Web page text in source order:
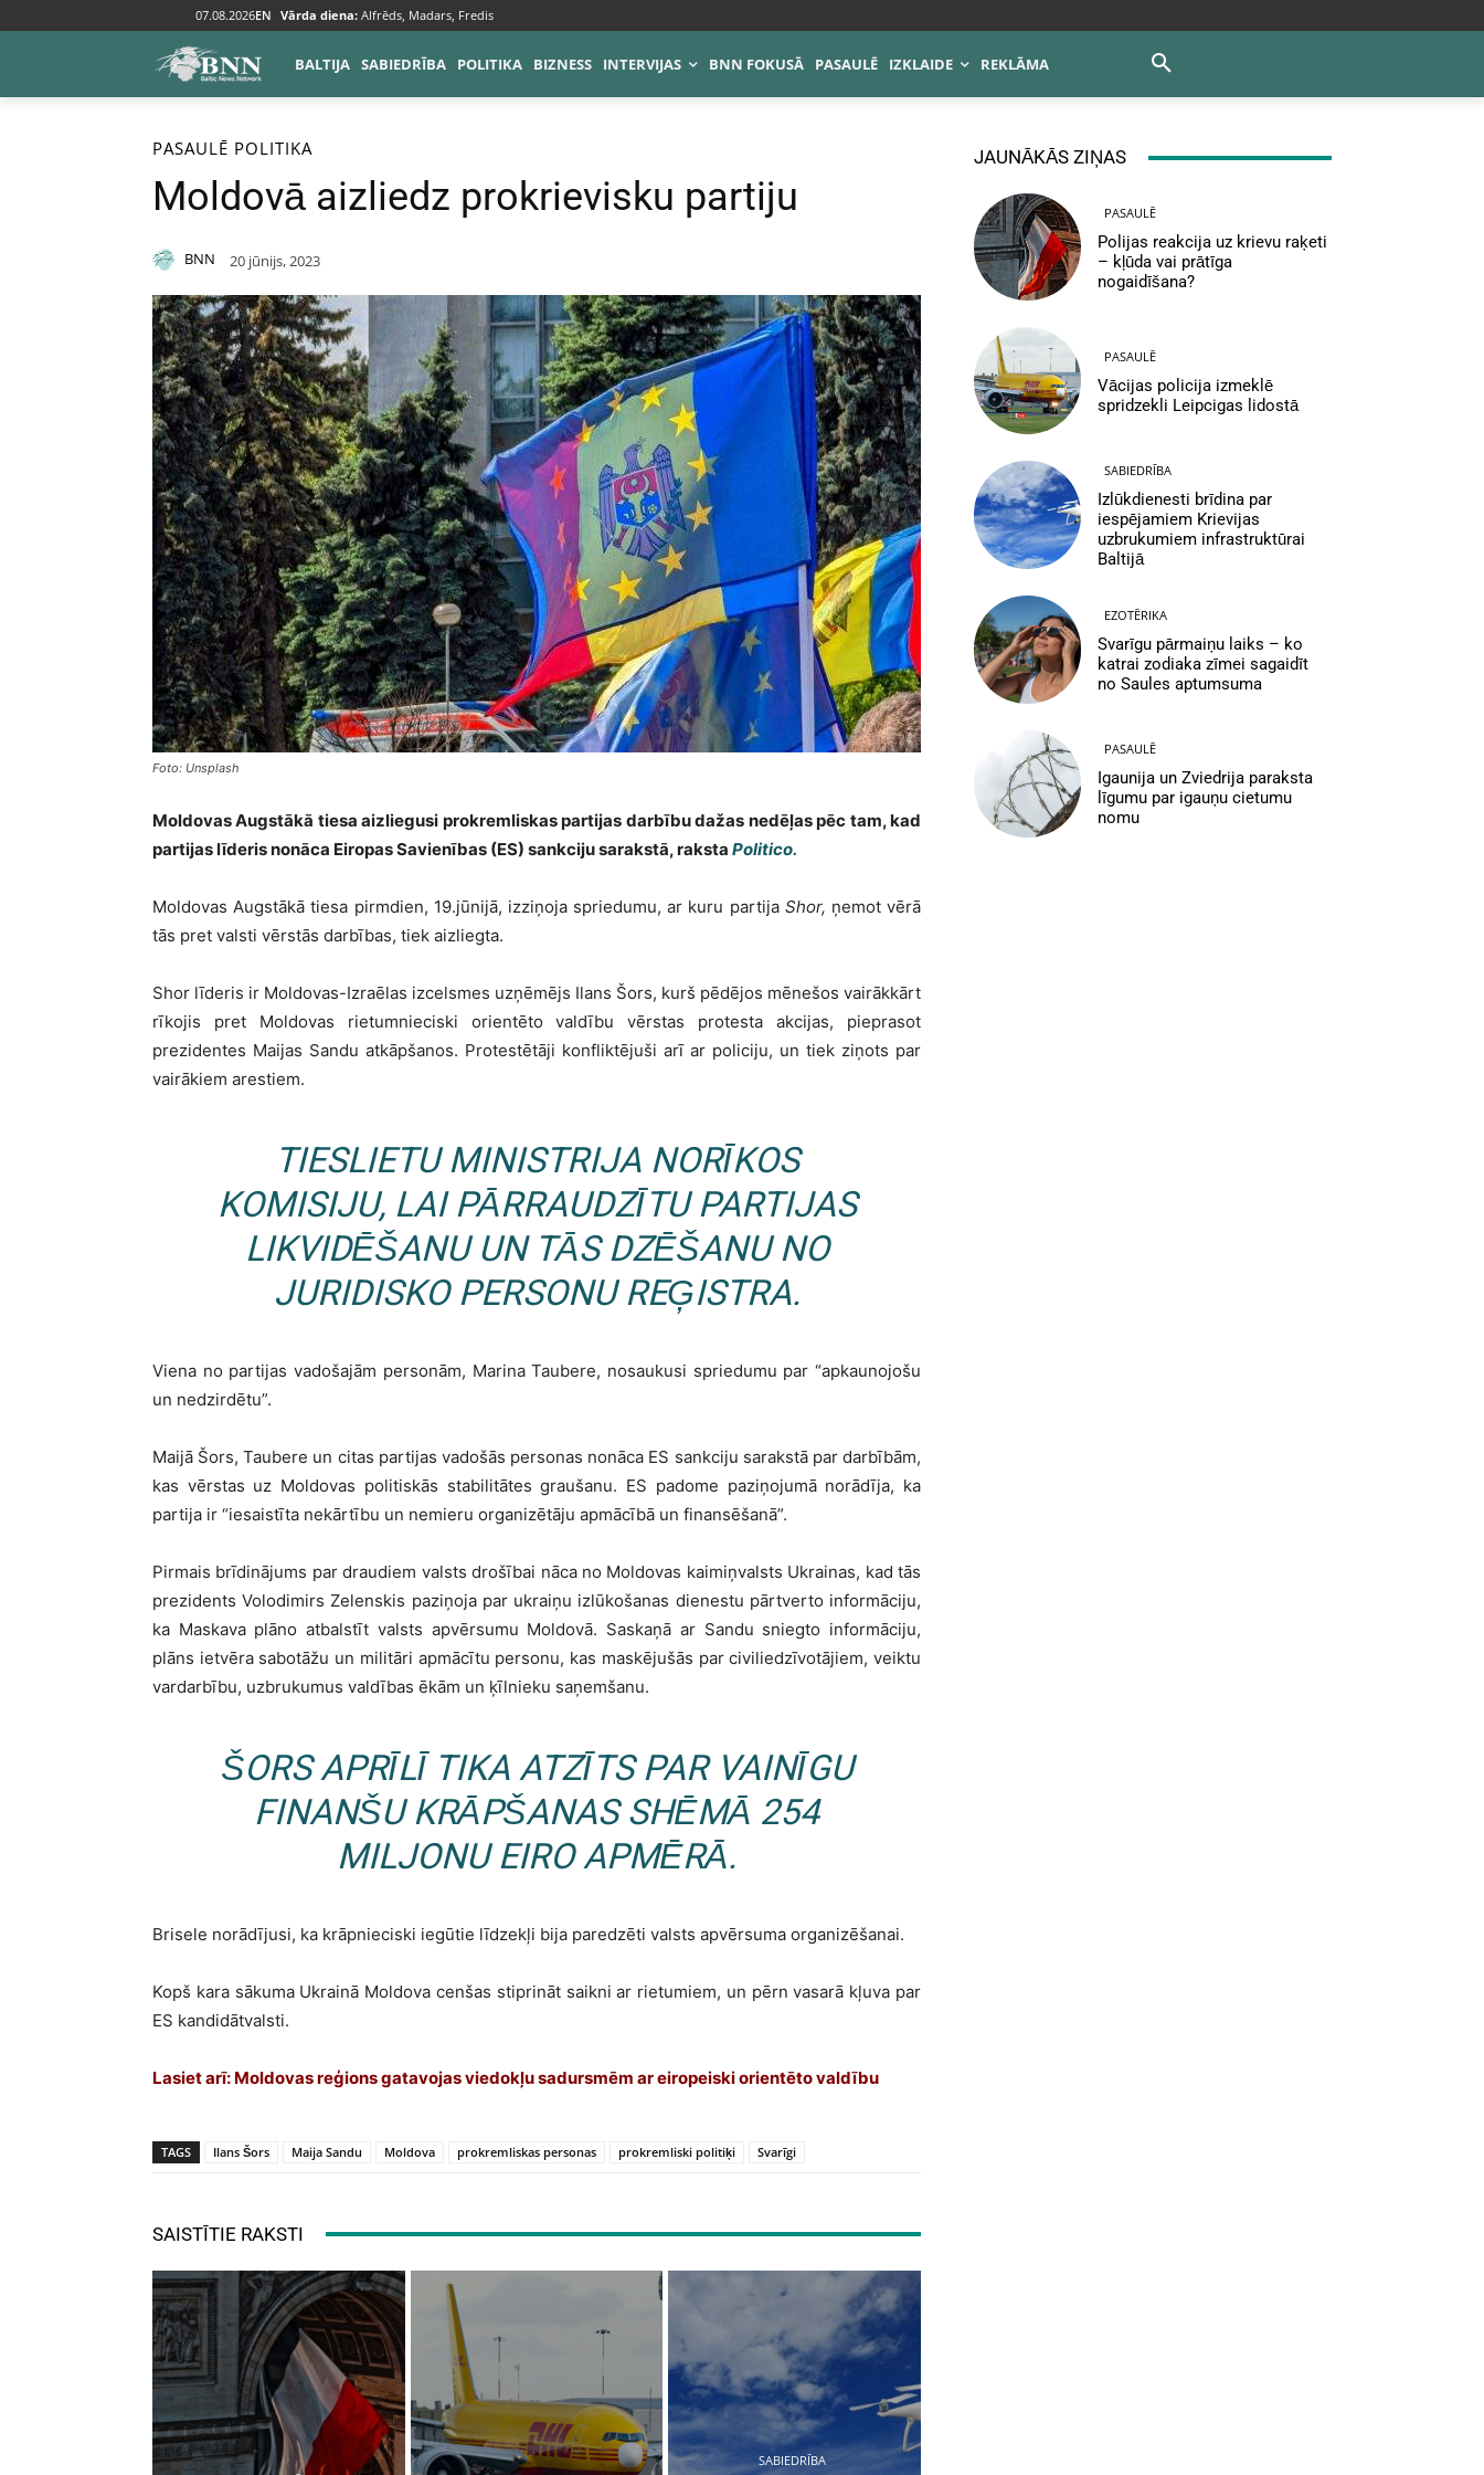
07.08.2026EN Vārda diena: Alfrēds, Madars, Fredis
BALTIJA SABIEDRĪBA POLITIKA BIZNESS INTERVIJAS BNN FOKUSĀ PASAULĒ IZKLAIDE REKLĀMA
Sākums Pasaulē
PASAULĒ POLITIKA
Moldovā aizliedz prokrievisku partiju
BNN 20 jūnijs, 2023
Foto: Unsplash
Moldovas Augstākā tiesa aizliegusi prokremliskas partijas darbību dažas nedēļas pēc tam, kad
partijas līderis nonāca Eiropas Savienības (ES) sankciju sarakstā, raksta Politico.
Moldovas Augstākā tiesa pirmdien, 19.jūnijā, izziņoja spriedumu, ar kuru partija Shor, ņemot vērā
tās pret valsti vērstās darbības, tiek aizliegta.
Shor līderis ir Moldovas-Izraēlas izcelsmes uzņēmējs Ilans Šors, kurš pēdējos mēnešos vairākkārt
rīkojis pret Moldovas rietumnieciski orientēto valdību vērstas protesta akcijas, pieprasot
prezidentes Maijas Sandu atkāpšanos. Protestētāji konfliktējuši arī ar policiju, un tiek ziņots par
vairākiem arestiem.
TIESLIETU MINISTRIJA NORĪKOS
KOMISIJU, LAI PĀRRAUDZĪTU PARTIJAS
LIKVIDĒŠANU UN TĀS DZĒŠANU NO
JURIDISKO PERSONU REĢISTRA.
Viena no partijas vadošajām personām, Marina Taubere, nosaukusi spriedumu par “apkaunojošu
un nedzirdētu”.
Maijā Šors, Taubere un citas partijas vadošās personas nonāca ES sankciju sarakstā par darbībām,
kas vērstas uz Moldovas politiskās stabilitātes graušanu. ES padome paziņojumā norādīja, ka
partija ir “iesaistīta nekārtību un nemieru organizētāju apmācībā un finansēšanā”.
Pirmais brīdinājums par draudiem valsts drošībai nāca no Moldovas kaimiņvalsts Ukrainas, kad tās
prezidents Volodimirs Zelenskis paziņoja par ukraiņu izlūkošanas dienestu pārtverto informāciju,
ka Maskava plāno atbalstīt valsts apvērsumu Moldovā. Saskaņā ar Sandu sniegto informāciju,
plāns ietvēra sabotāžu un militāri apmācītu personu, kas maskējušās par civiliedzīvotājiem, veiktu
vardarbību, uzbrukumus valdības ēkām un ķīlnieku saņemšanu.
ŠORS APRĪLĪ TIKA ATZĪTS PAR VAINĪGU
FINANŠU KRĀPŠANAS SHĒMĀ 254
MILJONU EIRO APMĒRĀ.
Brisele norādījusi, ka krāpnieciski iegūtie līdzekļi bija paredzēti valsts apvērsuma organizēšanai.
Kopš kara sākuma Ukrainā Moldova cenšas stiprināt saikni ar rietumiem, un pērn vasarā kļuva par
ES kandidātvalsti.
Lasiet arī: Moldovas reģions gatavojas viedokļu sadursmēm ar eiropeiski orientēto valdību
TAGS Ilans Šors Maija Sandu Moldova prokremliskas personas prokremliski politiķi Svarīgi
SAISTĪTIE RAKSTI
SABIEDRĪBA
JAUNĀKĀS ZIŅAS
PASAULĒ
Polijas reakcija uz krievu raķeti
– kļūda vai prātīga
nogaidīšana?
PASAULĒ
Vācijas policija izmeklē
spridzekli Leipcigas lidostā
SABIEDRĪBA
Izlūkdienesti brīdina par
iespējamiem Krievijas
uzbrukumiem infrastruktūrai
Baltijā
EZOTĒRIKA
Svarīgu pārmaiņu laiks – ko
katrai zodiaka zīmei sagaidīt
no Saules aptumsuma
PASAULĒ
Igaunija un Zviedrija paraksta
līgumu par igauņu cietumu
nomu